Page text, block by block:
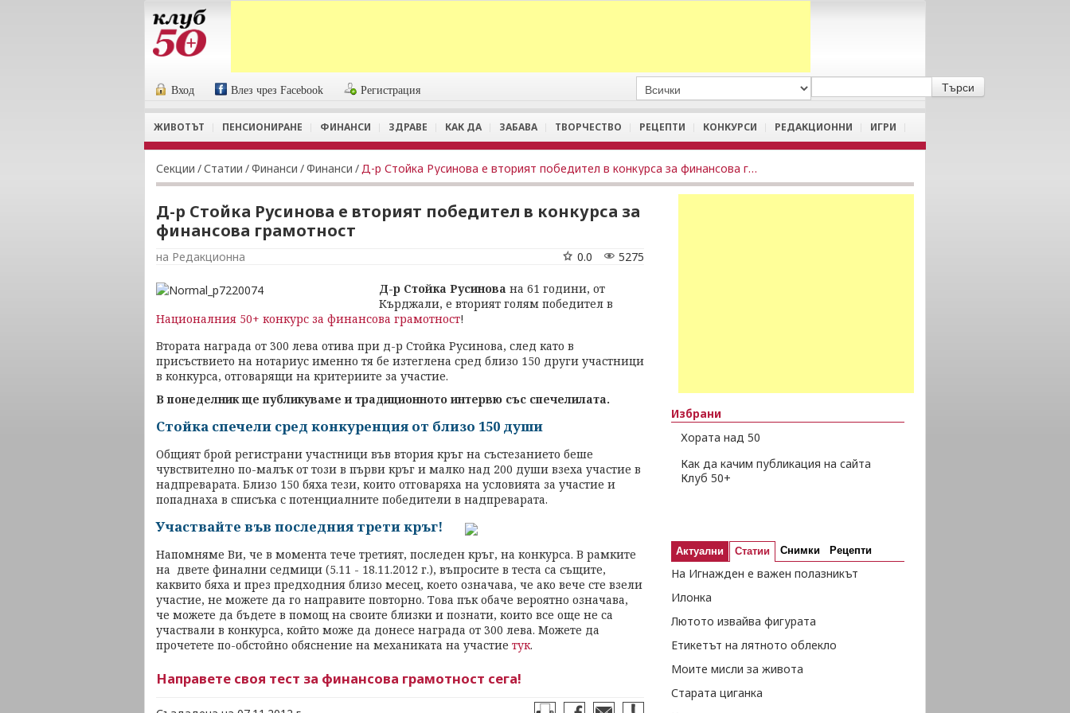
Вход Влез чрез Facebook Регистрация
ЖИВОТЪТ ПЕНСИОНИРАНЕ ФИНАНСИ ЗДРАВЕ КАК ДА ЗАБАВА ТВОРЧЕСТВО РЕЦЕПТИ КОНКУРСИ РЕДАКЦИОННИ ИГРИ
Секции /Статии /Финанси /Финанси / Д-р Стойка Русинова е вторият победител в конкурса за финансова грамотност
Д-р Стойка Русинова е вторият победител в конкурса за
финансова грамотност
на Редакционна 5275
0.0
Д-р Стойка Русинова на 61 години, от
Кърджали, е вторият голям победител в
Националния 50+ конкурс за финансова грамотност!
Втората награда от 300 лева отива при д-р Стойка Русинова, след като в
присъствието на нотариус именно тя бе изтеглена сред близо 150 други участници
в конкурса, отговарящи на критериите за участие.
В понеделник ще публикуваме и традиционното интервю със спечелилата.
Стойка спечели сред конкуренция от близо 150 души
Общият брой регистрани участници във втория кръг на състезанието беше
чувствително по-малък от този в първи кръг и малко над 200 души взеха участие в
надпреварата. Близо 150 бяха тези, които отговаряха на условията за участие и
попаднаха в списъка с потенциалните победители в надпреварата.
Участвайте във последния трети кръг!
Напомняме Ви, че в момента тече третият, последен кръг, на конкурса. В рамките
на двете финални седмици (5.11 - 18.11.2012 г.), въпросите в теста са същите,
каквито бяха и през предходния близо месец, което означава, че ако вече сте взели
участие, не можете да го направите повторно. Това пък обаче вероятно означава,
че можете да бъдете в помощ на своите близки и познати, които все още не са
участвали в конкурса, който може да донесе награда от 300 лева. Можете да
прочетете по-обстойно обяснение на механиката на участие тук.
Направете своя тест за финансова грамотност сега!
Избрани
Хората над 50
Как да качим публикация на сайта
Клуб 50+
Актуални Статии Снимки Рецепти
На Игнажден е важен полазникът
Илонка
Лютото извайва фигурата
Етикетът на лятното облекло
Моите мисли за живота
Старата циганка